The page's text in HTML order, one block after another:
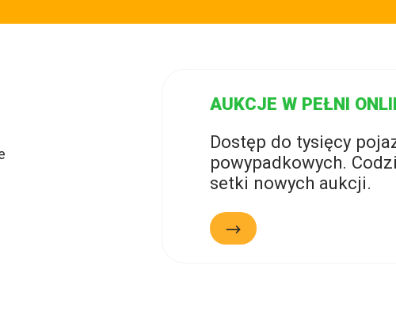
AUKCJE W PEŁNI
Dostęp do tysięcy
powypadkowych.
setki nowych aukcji.